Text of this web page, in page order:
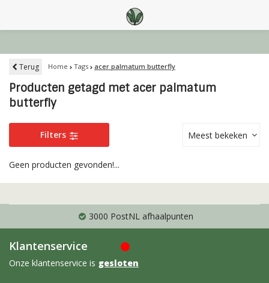
Terug Home Tags acer palmatum butterfly
Producten getagd met acer palmatum
butterfly
Filters Meest bekeken
Geen producten gevonden!...
3000 PostNL afhaalpunten
Klantenservice
Onze klantenservice is gesloten